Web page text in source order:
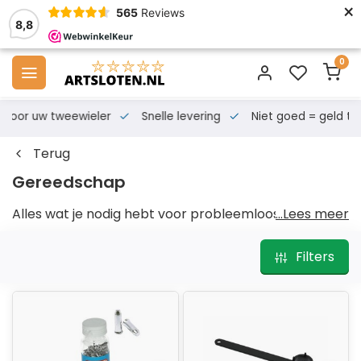
8,8
565 Reviews ×
0
voor uw tweewieler Snelle levering Niet goed = geld
Terug
Gereedschap
Alles wat je nodig hebt voor probleemloos
Onmisbaar gereedschap voor
scooteronderhoud
Wil je dat je scooter soepel blijft rijden en zo lang
mogelijk meegaat? Dan is goed onderhoud
...Lees meer
Filters